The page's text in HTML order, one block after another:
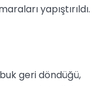
yapıştırıldı.
geri döndüğü,